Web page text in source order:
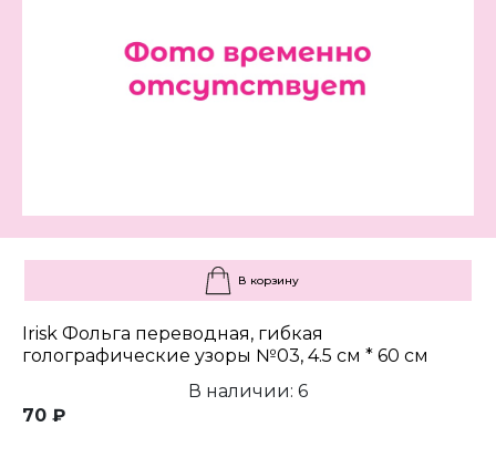
В корзину
Irisk Фольга переводная, гибкая
голографические узоры №03, 4.5 см * 60 см
В наличии: 6
70 ₽